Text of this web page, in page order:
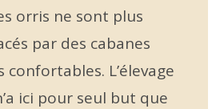
orris ne sont plus
par des cabanes
L’élevage
ici pour seul but que